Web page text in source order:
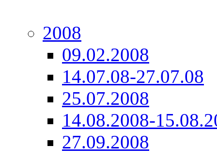
2008
09.02.2008
14.07.08-27.07.08
25.07.2008
14.08.2008-
27.09.2008